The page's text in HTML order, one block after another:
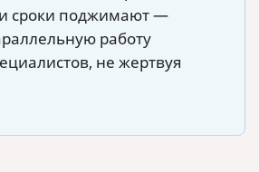
сроки поджимают —
работу
не жертвуя